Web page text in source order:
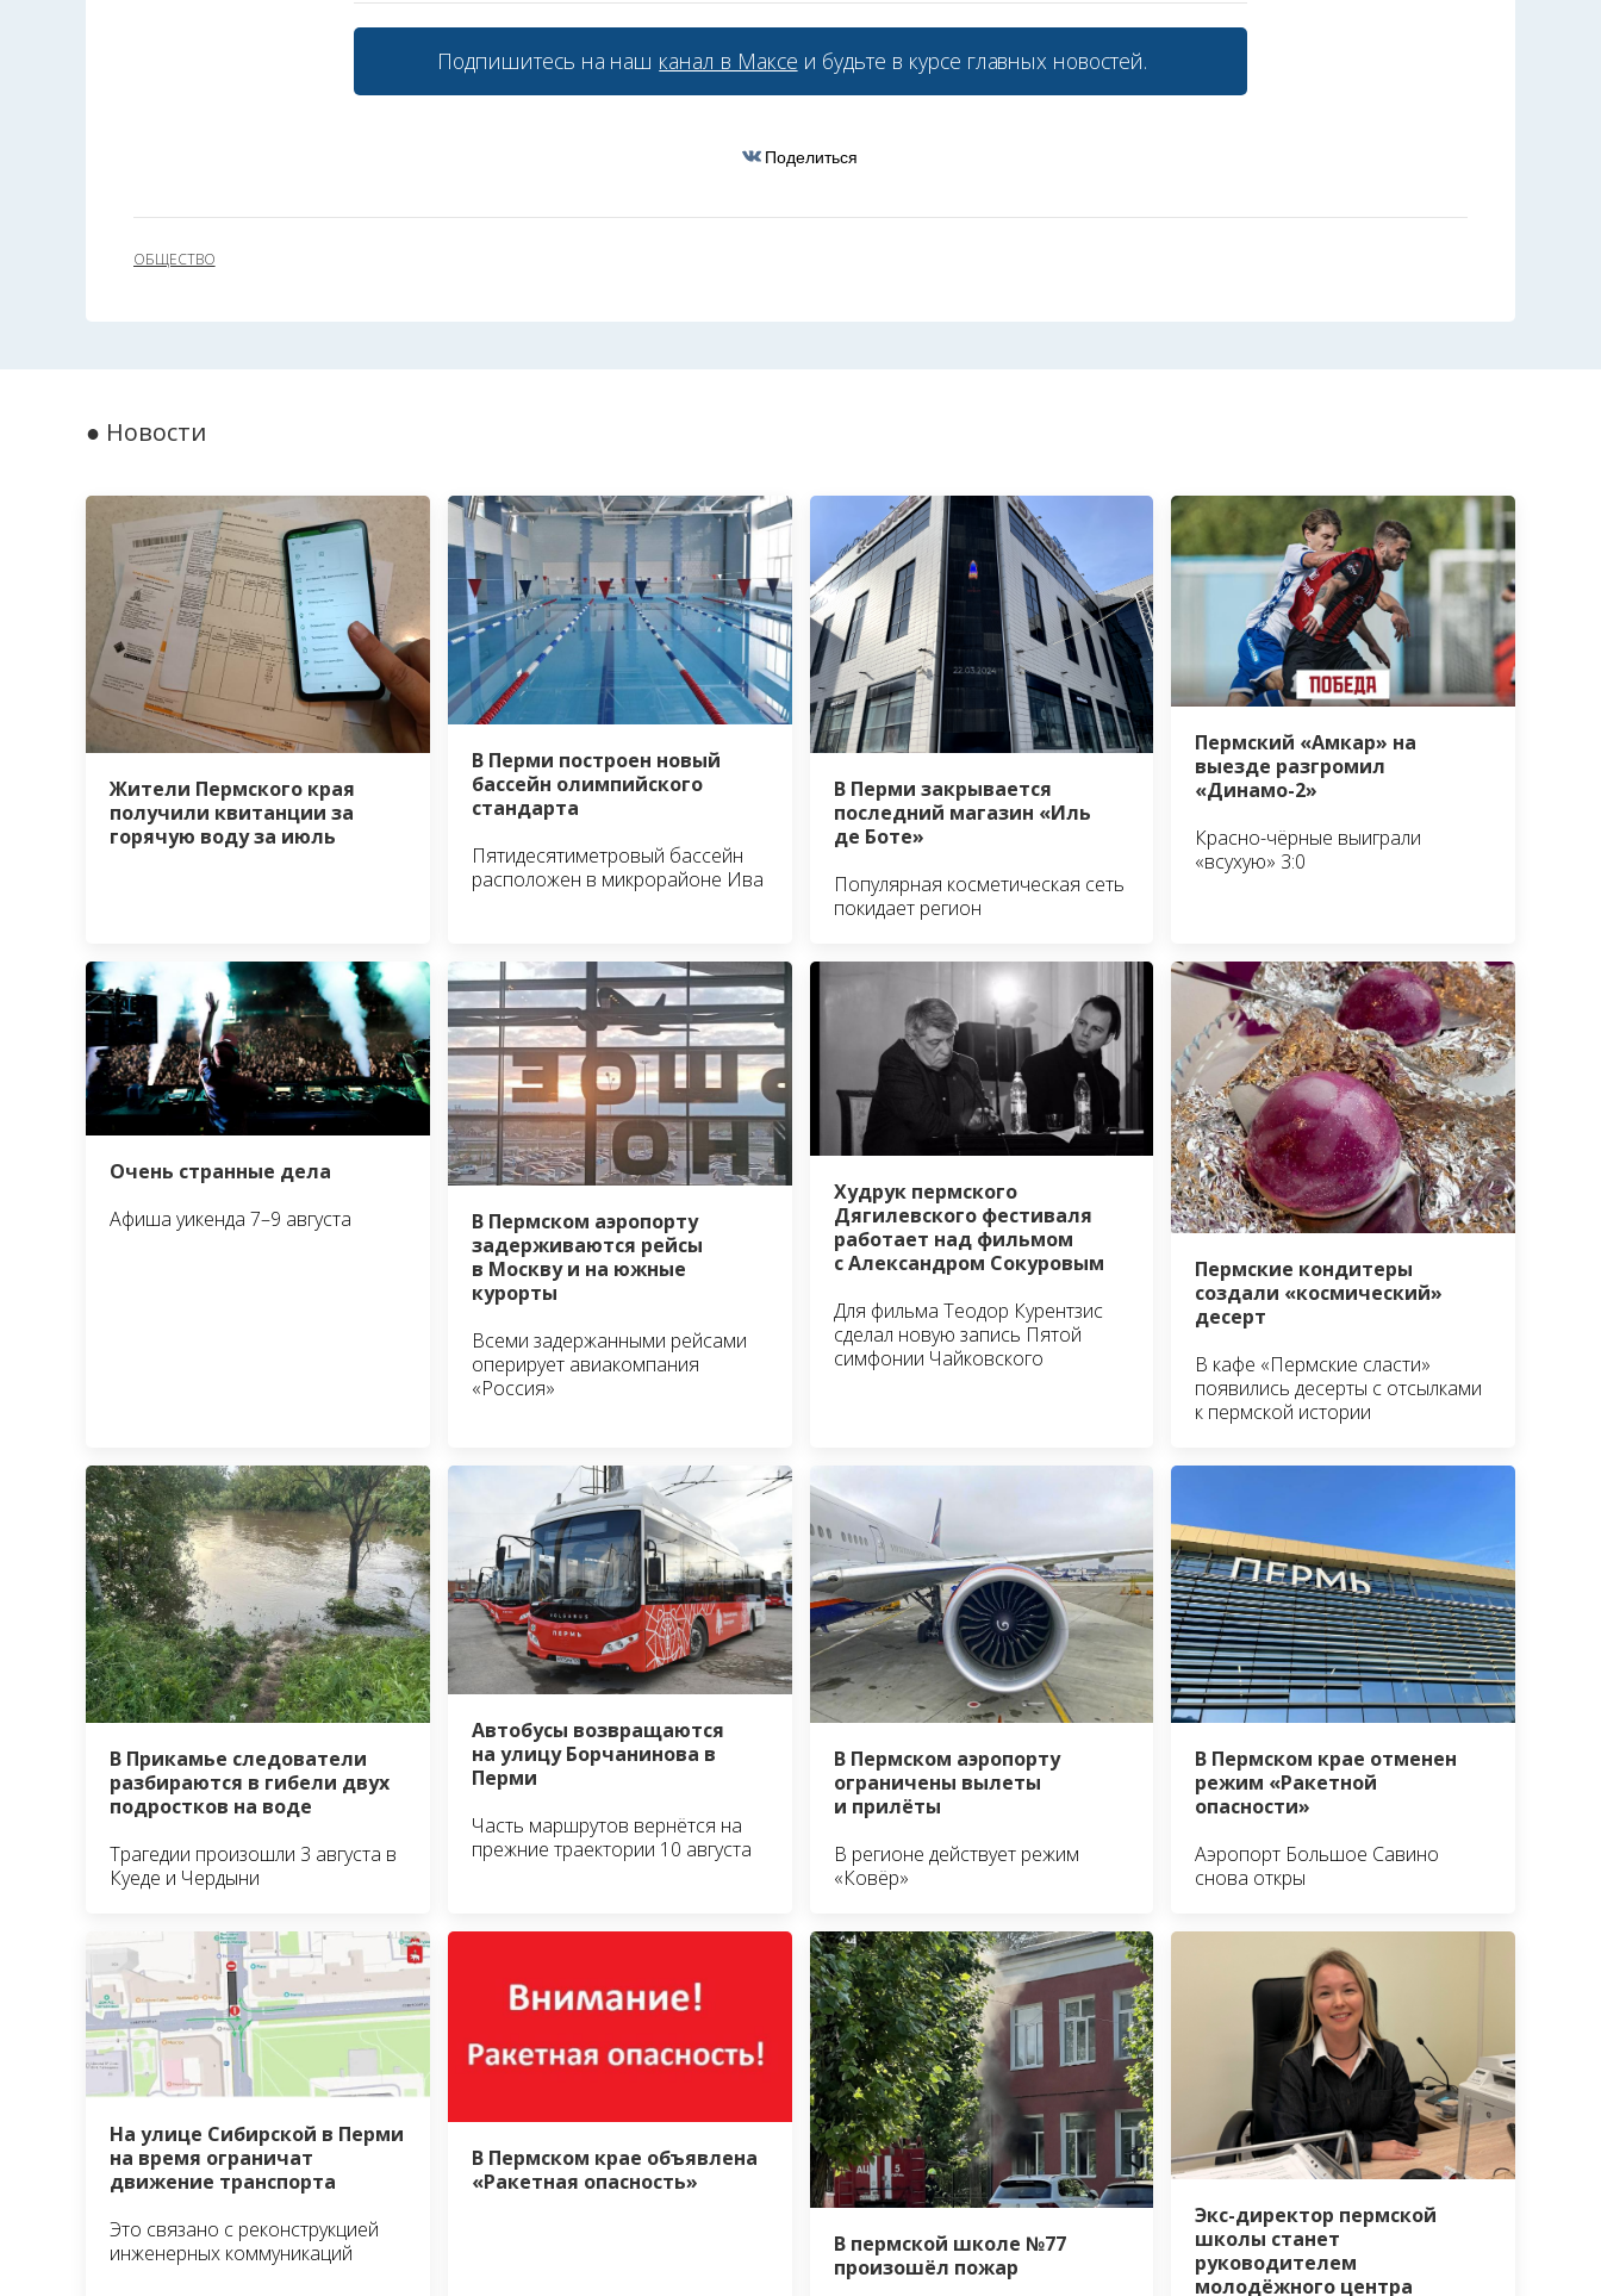
Подпишитесь на наш канал в Максе и будьте в курсе главных новостей.
Поделиться
ОБЩЕСТВО
● Новости
Жители Пермского края
получили квитанции за
горячую воду за июль
В Перми построен новый
бассейн олимпийского
стандарта
Пятидесятиметровый бассейн
расположен в микрорайоне Ива
В Перми закрывается
последний магазин «Иль
де Боте»
Популярная косметическая сеть
покидает регион
Пермский «Амкар» на
выезде разгромил
«Динамо-2»
Красно-чёрные выиграли
«всухую» 3:0
Очень странные дела
Афиша уикенда 7–9 августа
В Пермском аэропорту
задерживаются рейсы
в Москву и на южные
курорты
Всеми задержанными рейсами
оперирует авиакомпания
«Россия»
Худрук пермского
Дягилевского фестиваля
работает над фильмом
с Александром Сокуровым
Для фильма Теодор Курентзис
сделал новую запись Пятой
симфонии Чайковского
Пермские кондитеры
создали «космический»
десерт
В кафе «Пермские сласти»
появились десерты с отсылками
к пермской истории
В Прикамье следователи
разбираются в гибели двух
подростков на воде
Трагедии произошли 3 августа в
Куеде и Чердыни
Автобусы возвращаются
на улицу Борчанинова в
Перми
Часть маршрутов вернётся на
прежние траектории 10 августа
В Пермском аэропорту
ограничены вылеты
и прилёты
В регионе действует режим
«Ковёр»
В Пермском крае отменен
режим «Ракетной
опасности»
Аэропорт Большое Савино
снова откры
На улице Сибирской в Перми
на время ограничат
движение транспорта
Это связано с реконструкцией
инженерных коммуникаций
В Пермском крае объявлена
«Ракетная опасность»
В пермской школе №77
произошёл пожар
Экс-директор пермской
школы станет
руководителем
молодёжного центра